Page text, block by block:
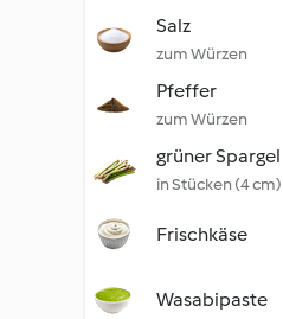
Salz
zum Würzen
Pfeffer
zum Würzen
grüner Spargel
in Stücken (4 cm)
Frischkäse
Wasabipaste